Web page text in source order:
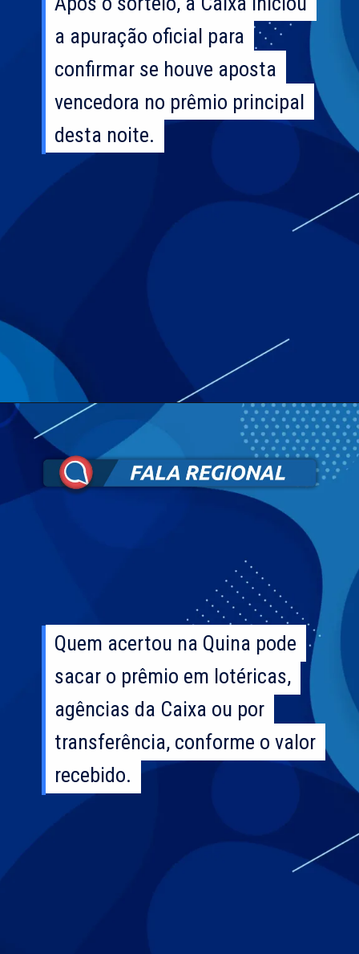
a apuração oficial para
confirmar se houve aposta
vencedora no prêmio principal
desta noite.
a apuração oficial para
confirmar se houve aposta
vencedora no prêmio principal
desta noite.
Quem acertou na Quina pode
sacar o prêmio em lotéricas,
agências da Caixa ou por
transferência, conforme o valor
recebido.
Quem acertou na Quina pode
sacar o prêmio em lotéricas,
agências da Caixa ou por
transferência, conforme o valor
recebido.